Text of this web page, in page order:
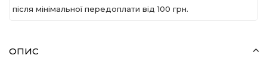
після мінімальної передоплати вiд 100 грн.
ОПИС